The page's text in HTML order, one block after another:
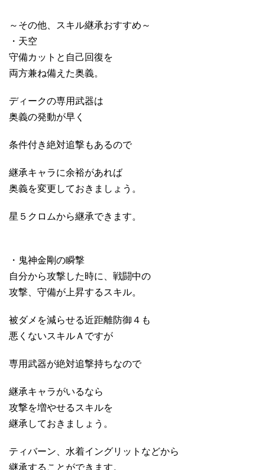
～その他、スキル継承おすすめ～
・天空
守備カットと自己回復を
両方兼ね備えた奥義。
ディークの専用武器は
奥義の発動が早く
条件付き絶対追撃もあるので
継承キャラに余裕があれば
奥義を変更しておきましょう。
星５クロムから継承できます。
・鬼神金剛の瞬撃
自分から攻撃した時に、戦闘中の
攻撃、守備が上昇するスキル。
被ダメを減らせる近距離防御４も
悪くないスキルＡですが
専用武器が絶対追撃持ちなので
継承キャラがいるなら
攻撃を増やせるスキルを
継承しておきましょう。
ティバーン、水着イングリットなどから
継承することができます。